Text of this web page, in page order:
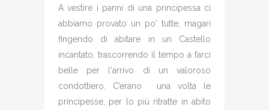
A vestire i panni di una principessa ci
abbiamo provato un po' tutte, magari
fingendo di abitare in un Castello
incantato, trascorrendo il tempo a farci
belle per l'arrivo di un valoroso
condottiero. C’erano una volta le
principesse, per lo più ritratte in abito